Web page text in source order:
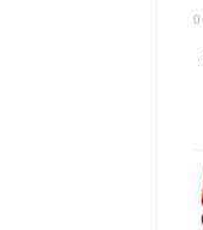
0